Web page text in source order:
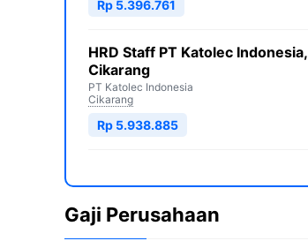
Rp 5.396.761
HRD Staff PT Katolec Indonesia,
Cikarang
PT Katolec Indonesia
Cikarang
Rp 5.938.885
Gaji Perusahaan